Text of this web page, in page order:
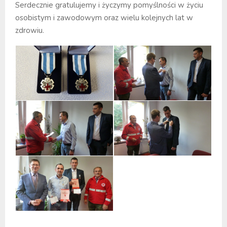
Serdecznie gratulujemy i życzymy pomyślności w życiu
osobistym i zawodowym oraz wielu kolejnych lat w
zdrowiu.